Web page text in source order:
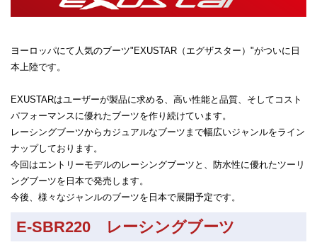
ヨーロッパにて人気のブーツ"EXUSTAR（エグザスター）"がついに日
本上陸です。
EXUSTARはユーザーが製品に求める、高い性能と品質、そしてコスト
パフォーマンスに優れたブーツを作り続けています。
レーシングブーツからカジュアルなブーツまで幅広いジャンルをライン
ナップしております。
今回はエントリーモデルのレーシングブーツと、防水性に優れたツーリ
ングブーツを日本で発売します。
今後、様々なジャンルのブーツを日本で展開予定です。
E-SBR220 レーシングブーツ